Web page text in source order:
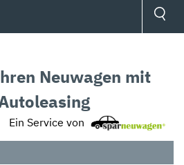
Neuwagen mit
Ein Service von